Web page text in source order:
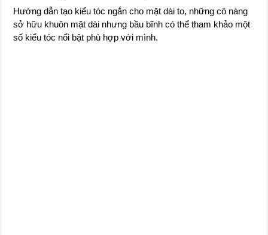
Hướng dẫn tạo kiểu tóc ngắn cho mặt dài to, những cô nàng
sở hữu khuôn mặt dài nhưng bầu bĩnh có thể tham khảo một
số kiểu tóc nổi bật phù hợp với mình.